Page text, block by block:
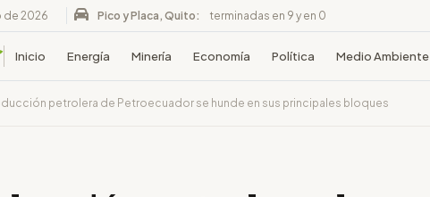
de 2026 Pico y Placa, Quito: terminadas en 9 y en 0
Inicio Energía Minería Economía Política Medio Ambiente
petrolera de Petroecuador se hunde en sus principales bloques